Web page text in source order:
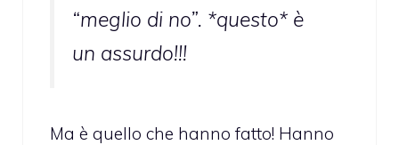
“meglio di no”. *questo* è
un assurdo!!!
Ma è quello che hanno fatto! Hanno